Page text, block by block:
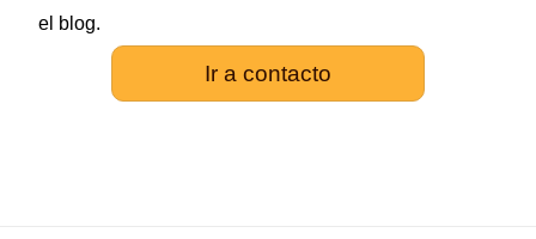
el blog.
Ir a contacto